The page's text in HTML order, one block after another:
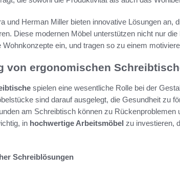
und Herman Miller bieten innovative Lösungen an,
Diese modernen Möbel unterstützen nicht nur
ein, und tragen so zu einem
von ergonomischen
spielen eine wesentliche Rolle bei der
sind darauf ausgelegt, die Gesundheit zu
am Schreibtisch können zu Rückenproblemen
in hochwertige Arbeitsmöbel zu investieren,
Schreiblösungen